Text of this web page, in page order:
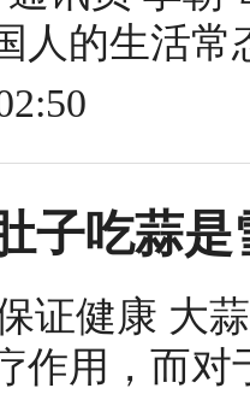
人的生活
子吃蒜是
证健康 大
作用，而